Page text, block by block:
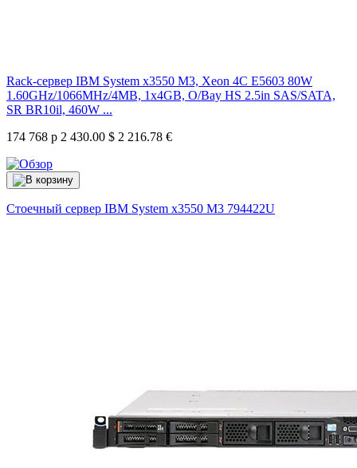
Rack-сервер IBM System x3550 M3, Xeon 4C E5603 80W
1.60GHz/1066MHz/4MB, 1x4GB, O/Bay HS 2.5in SAS/SATA,
SR BR10il, 460W ...
174 768 р 2 430.00 $ 2 216.78 €
Стоечный сервер IBM System x3550 M3 794422U